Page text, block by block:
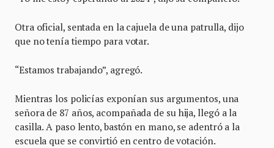
Otra oficial, sentada en la cajuela de una patrulla, dijo
que no tenía tiempo para votar.
“Estamos trabajando”, agregó.
Mientras los policías exponían sus argumentos, una
señora de 87 años, acompañada de su hija, llegó a la
casilla. A paso lento, bastón en mano, se adentró a la
escuela que se convirtió en centro de votación.